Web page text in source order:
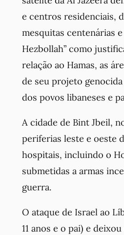
e centros residenciais,
mesquitas centenárias
Hezbollah” como
relação ao Hamas, as
de seu projeto
dos povos libaneses e
A cidade de Bint Jbeil,
periferias leste e oeste
hospitais, incluindo o
submetidas a armas
guerra.
O ataque de Israel ao
11 anos e o pai) e